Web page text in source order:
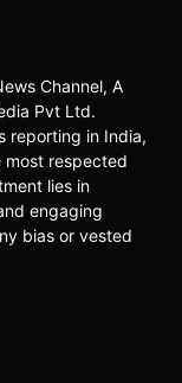
Channel, A
Pvt Ltd.
reporting in India,
most respected
lies in
engaging
bias or vested